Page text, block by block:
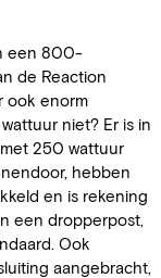
een 800-
de Reaction
ook enorm
niet? Er is in
250 wattuur
hebben
en is rekening
een dropperpost,
Ook
aangebracht,